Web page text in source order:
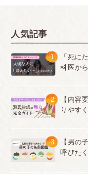
人気記事
1
「死に
科医か
2
【内容
りやす
3
【男の
呼びた